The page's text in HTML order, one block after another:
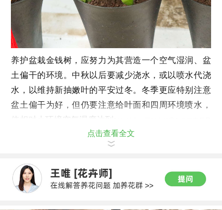
养护盆栽金钱树，应努力为其营造一个空气湿润、盆
土偏干的环境。中秋以后要减少浇水，或以喷水代浇
水，以维持新抽嫩叶的平安过冬。冬季更应特别注意
盆土偏干为好，但仍要注意给叶面和四周环境喷水，
使相对小环境空气湿度达到
致植株根系腐烂，叶色发黄，甚至全株死亡。
点击查看全文